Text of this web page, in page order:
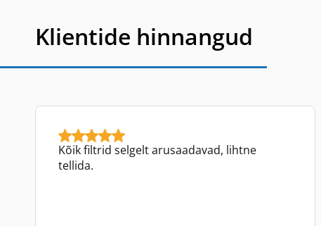
Klientide hinnangud
Kõik filtrid selgelt arusaadavad, lihtne
tellida.